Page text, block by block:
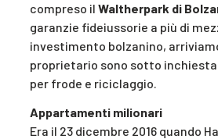
compreso il Waltherpark di
garanzie fideiussorie a più di
investimento bolzanino,
proprietario sono sotto
per frode e riciclaggio.
Appartamenti milionari
Era il 23 dicembre 2016 quando